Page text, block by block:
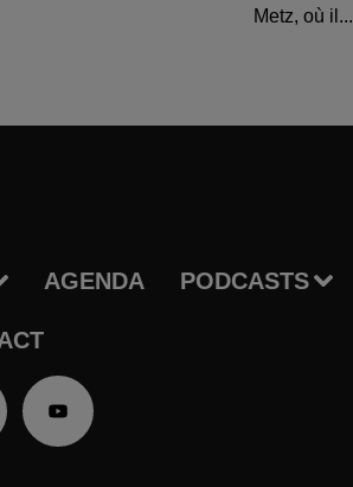
Metz, où il...
AGENDA PODCASTS